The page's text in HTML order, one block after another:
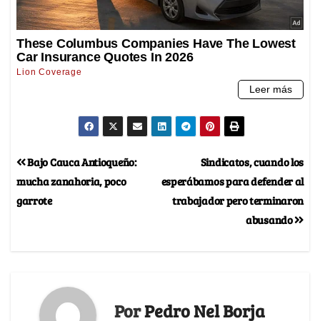
Sindicatos, cuando los
esperábamos para defender al
trabajador pero terminaron
abusando
Bajo Cauca Antioqueño:
mucha zanahoria, poco
garrote
PorPedro Nel Borja